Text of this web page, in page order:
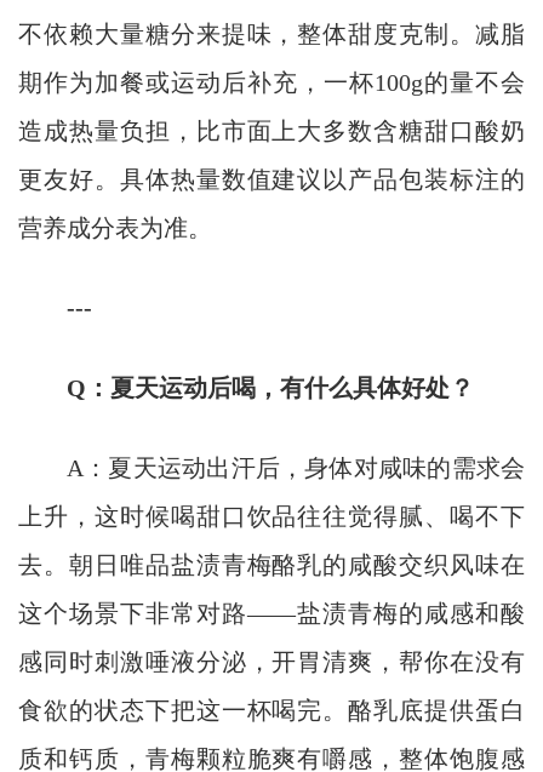
不依赖大量糖分来提味，整体甜度克制。减脂
期作为加餐或运动后补充，一杯100g的量不会
造成热量负担，比市面上大多数含糖甜口酸奶
更友好。具体热量数值建议以产品包装标注的
营养成分表为准。
---
Q：夏天运动后喝，有什么具体好处？
A：夏天运动出汗后，身体对咸味的需求会
上升，这时候喝甜口饮品往往觉得腻、喝不下
去。朝日唯品盐渍青梅酪乳的咸酸交织风味在
这个场景下非常对路——盐渍青梅的咸感和酸
感同时刺激唾液分泌，开胃清爽，帮你在没有
食欲的状态下把这一杯喝完。酪乳底提供蛋白
质和钙质，青梅颗粒脆爽有嚼感，整体饱腹感